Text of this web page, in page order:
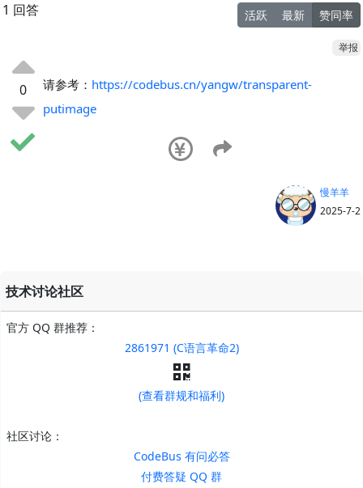
1 回答 活跃 最新 赞同率
举报
0 请参考： https://codebus.cn/yangw/transparent-
putimage
慢羊羊
2025-7-2
技术讨论社区
官方 QQ 群推荐：
2861971 (C语言革命2)
(查看群规和福利)
社区讨论：
CodeBus 有问必答
付费答疑 QQ 群